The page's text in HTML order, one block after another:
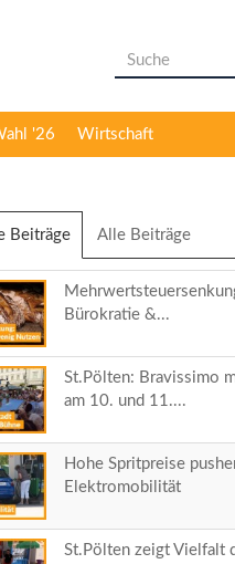
'26 Wirtschaft
Beiträge (aktiver
Reiter)
Alle Beiträge
Bürokratie &...
St.Pölten: Bravissimo
am 10. und 11....
Hohe Spritpreise
Elektromobilität
St.Pölten zeigt Vielfalt